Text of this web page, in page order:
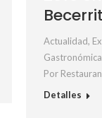
Actualidad,
Por
Detalles